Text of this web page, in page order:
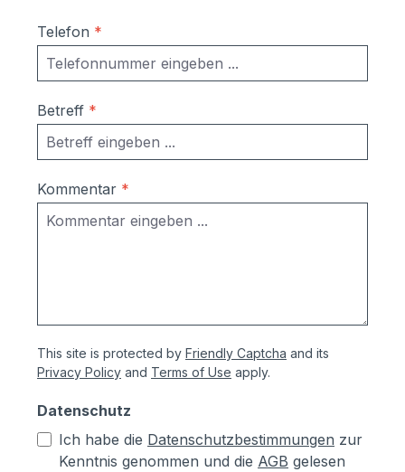
Telefon *
Betreff *
Kommentar *
This site is protected by Friendly Captcha and its
Privacy Policy and Terms of Use apply.
Datenschutz
Ich habe die Datenschutzbestimmungen zur
Kenntnis genommen und die AGB gelesen